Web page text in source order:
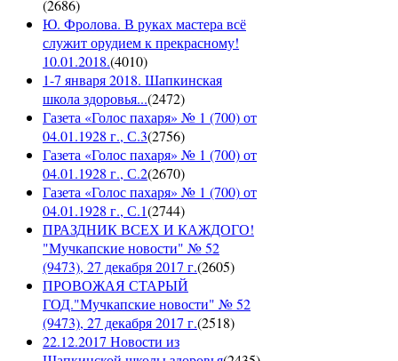
(2686)
Ю. Фролова. В руках мастера всё
служит орудием к прекрасному!
10.01.2018.(4010)
1-7 января 2018. Шапкинская
школа здоровья...(2472)
Газета «Голос пахаря» № 1 (700) от
04.01.1928 г., С.3(2756)
Газета «Голос пахаря» № 1 (700) от
04.01.1928 г., С.2(2670)
Газета «Голос пахаря» № 1 (700) от
04.01.1928 г., С.1(2744)
ПРАЗДНИК ВСЕХ И КАЖДОГО!
"Мучкапские новости" № 52
(9473), 27 декабря 2017 г.(2605)
ПРОВОЖАЯ СТАРЫЙ
ГОД."Мучкапские новости" № 52
(9473), 27 декабря 2017 г.(2518)
22.12.2017 Новости из